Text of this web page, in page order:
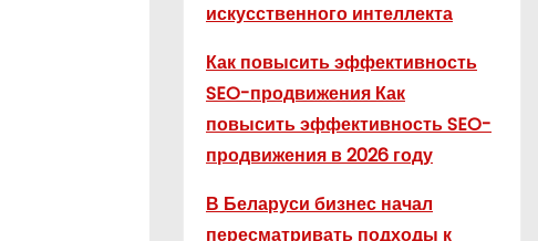
искусственного интеллекта
Как повысить эффективность
SEO-продвижения Как
повысить эффективность SEO-
продвижения в 2026 году
В Беларуси бизнес начал
пересматривать подходы к